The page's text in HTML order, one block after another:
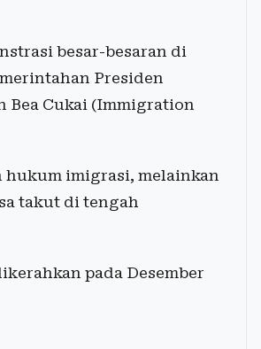
besar-besaran di
Presiden
Bea Cukai (Immigration
hukum imigrasi, melainkan
takut di tengah
pada Desember